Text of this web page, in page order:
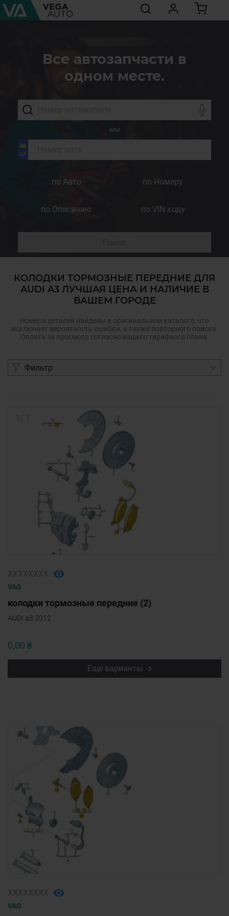
Все автозапчасти в
одном месте.
или
по Авто по Номеру
по Описанию по VIN коду
КОЛОДКИ ТОРМОЗНЫЕ ПЕРЕДНИЕ ДЛЯ
AUDI A3 ЛУЧШАЯ ЦЕНА И НАЛИЧИЕ В
ВАШЕМ ГОРОДЕ
Номера деталей найдены в оригинальном каталоге, что
исключает вероятность ошибки, а также повторного поиска.
Оплата за просмотр согласно вашего тарифного плана.
Фильтр
VAG
колодки тормозные передние (2)
AUDI a3 2012
0,00 ₴
Еще варианты
1/1
VAG